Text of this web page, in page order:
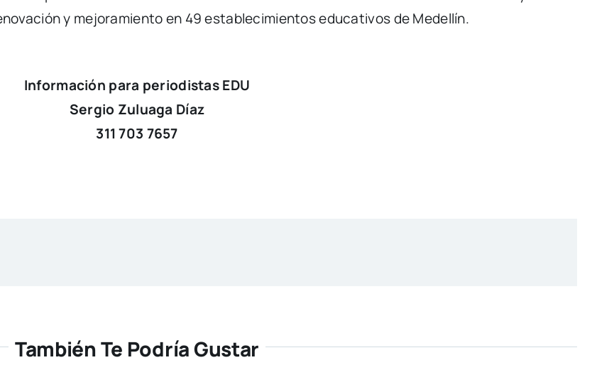
y mejoramiento en 49 establecimientos educativos de Medellín.
Información para periodistas EDU
Sergio Zuluaga Díaz
311 703 7657
También Te Podría Gustar